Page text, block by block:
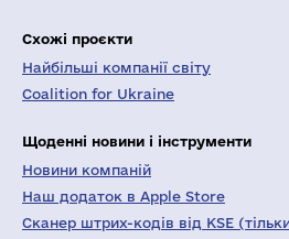
Схожі проєкти
Найбільші компанії світу
Coalition for Ukraine
Щоденні новини і інструменти
Новини компаній
Наш додаток в Apple Store
Сканер штрих-кодів від KSE